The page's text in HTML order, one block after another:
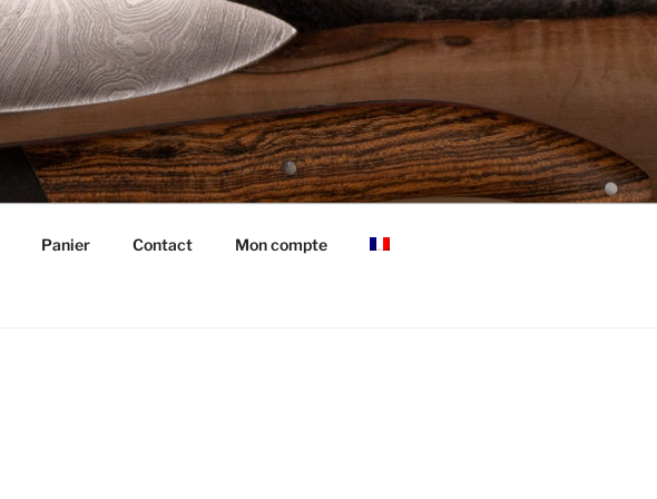
Panier Contact Mon compte